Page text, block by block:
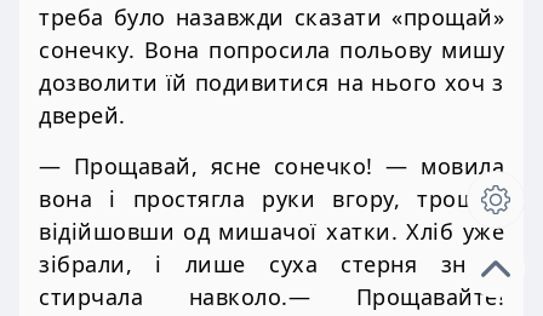
треба було назавжди сказати «прощай»
сонечку. Вона попросила польову мишу
дозволити їй подивитися на нього хоч з
дверей.
— Прощавай, ясне сонечко! — мовила
вона і простягла руки вгору, трошки
відійшовши од мишачої хатки. Хліб уже
зібрали, і лише суха стерня знову
стирчала навколо.— Прощавайте!